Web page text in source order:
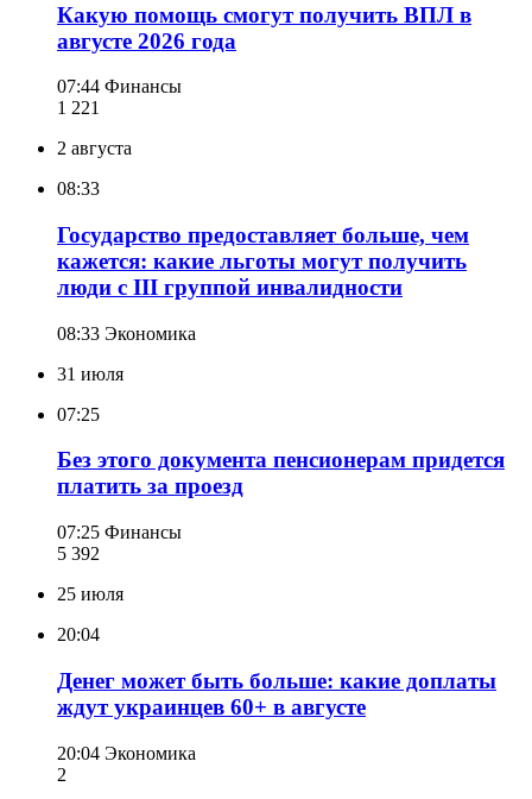
Какую помощь смогут получить ВПЛ в
августе 2026 года
07:44 Финансы
1 221
2 августа
08:33
Государство предоставляет больше, чем
кажется: какие льготы могут получить
люди с III группой инвалидности
08:33 Экономика
31 июля
07:25
Без этого документа пенсионерам придется
платить за проезд
07:25 Финансы
5 392
25 июля
20:04
Денег может быть больше: какие доплаты
ждут украинцев 60+ в августе
20:04 Экономика
2